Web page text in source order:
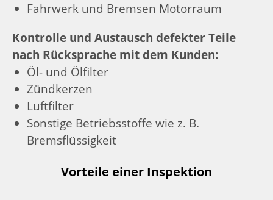
Fahrwerk und Bremsen Motorraum
Kontrolle und Austausch defekter Teile
nach Rücksprache mit dem Kunden:
Öl- und Ölfilter
Zündkerzen
Luftfilter
Sonstige Betriebsstoffe wie z. B.
Bremsflüssigkeit
Vorteile einer Inspektion